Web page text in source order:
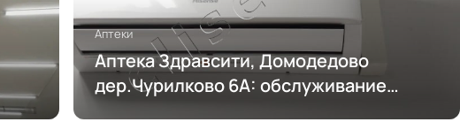
Аптеки
Аптека Здравсити, Домодедово
дер.Чурилково 6А: обслуживание